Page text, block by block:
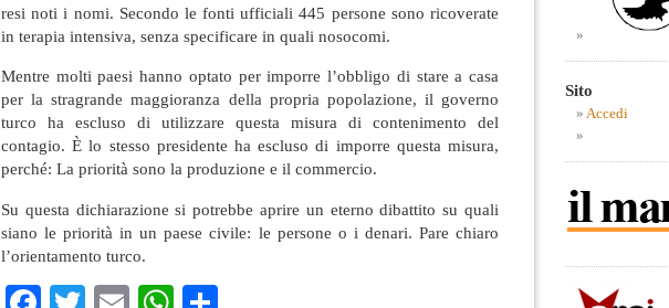
resi noti i nomi. Secondo le fonti ufficiali 445 persone sono ricoverate
in terapia intensiva, senza specificare in quali nosocomi.
Mentre molti paesi hanno optato per imporre l’obbligo di stare a casa
per la stragrande maggioranza della propria popolazione, il governo
turco ha escluso di utilizzare questa misura di contenimento del
contagio. È lo stesso presidente ha escluso di imporre questa misura,
perché: La priorità sono la produzione e il commercio.
Su questa dichiarazione si potrebbe aprire un eterno dibattito su quali
siano le priorità in un paese civile: le persone o i denari. Pare chiaro
l’orientamento turco.
Sito
Accedi